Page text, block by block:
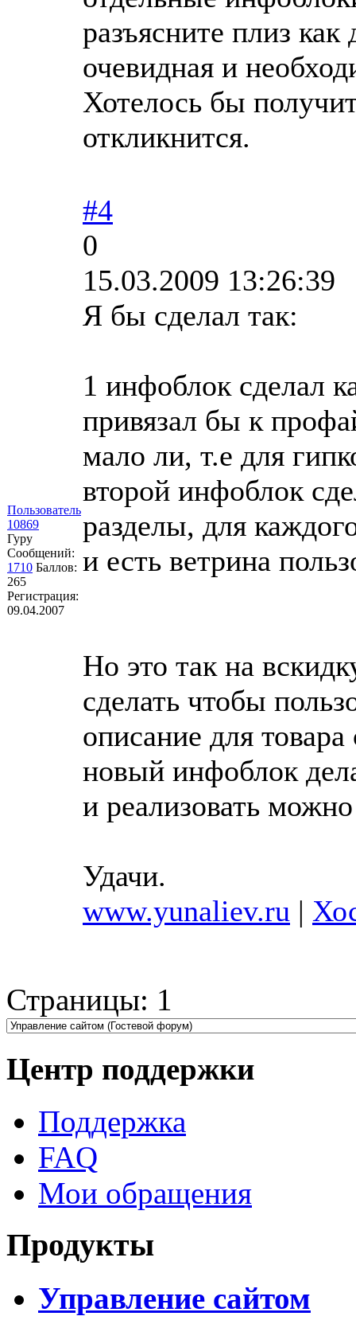
разъясните плиз
очевидная и
Хотелось бы
откликнится.
Пользователь
10869
Гуру
Сообщений:
1710 Баллов:
265
Регистрация:
09.04.2007
#4
0
15.03.2009 13:26:39
Я бы сделал так:
1 инфоблок сделал
привязал бы к
мало ли, т.е для
второй инфоблок
разделы, для
и есть ветрина
Но это так на
сделать чтобы
описание для
новый инфоблок
и реализовать
Удачи.
www.yunaliev.ru |
Страницы: 1
Центр поддержки
Поддержка
FAQ
Мои обращения
Продукты
Управление сайтом